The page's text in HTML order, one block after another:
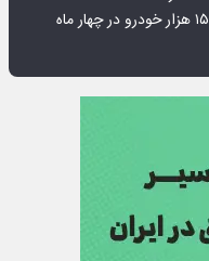
افت ۳۴ درصدی فروش خودروسازان؛ ۱۵۵ هزار خودرو در چهار ماه